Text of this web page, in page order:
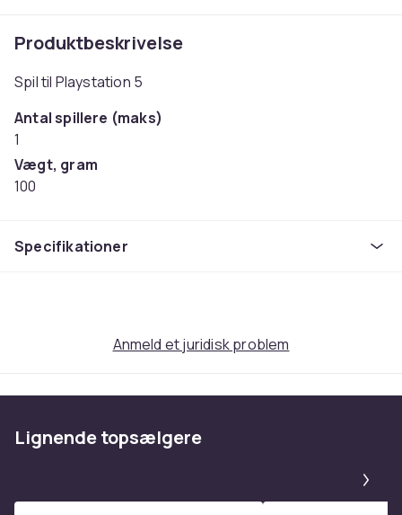
Produktbeskrivelse
Spil til Playstation 5
Antal spillere (maks)
1
Vægt, gram
100
Specifikationer
Anmeld et juridisk problem
Lignende topsælgere